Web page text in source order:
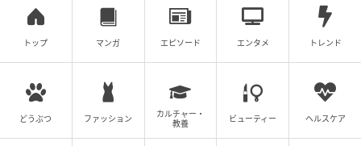
かったそう。極寒で水面から蒸気が湧く、外の温水プ
ールから見たヘルシンキの街並みが幻想的できれい。2
どのイラストにも咲楽さんお気に入りのカモメが登場
しています。今回は旅を快適にするアイテムと、イラ
トップ マンガ エピソード エンタメ トレンド
どうぶつ ファッション
カルチャー・
教養
ビューティー ヘルスケア